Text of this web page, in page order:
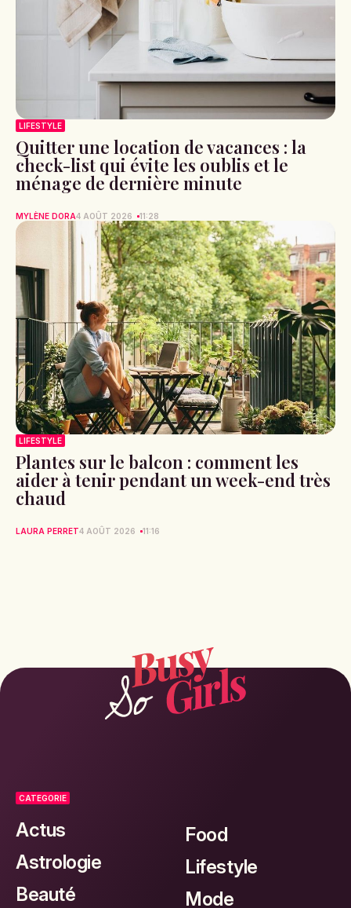
LIFESTYLE
Quitter une location de vacances : la
check-list qui évite les oublis et le
ménage de dernière minute
MYLÈNE DORA4 AOÛT 2026 11:28
LIFESTYLE
Plantes sur le balcon : comment les
aider à tenir pendant un week-end très
chaud
LAURA PERRET4 AOÛT 2026 11:16
CATEGORIE
Actus
Astrologie
Beauté
Food
Lifestyle
Mode